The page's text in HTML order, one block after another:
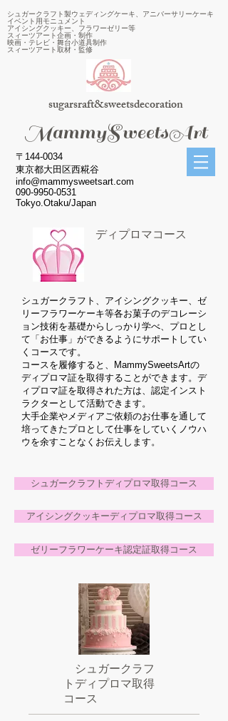
シュガークラフト製ウェディングケーキ、アニバーサリーケーキ
イベント用モニュメント
アイシングクッキー、フラワーゼリー等
スィーツアート企画・制作
映画・テレビ・舞台小道具制作
スィーツアート取材・監修
sugarsraft&sweetsdecoration
​MammySweetsArt
〒144-0034
東京都大田区西糀谷
info@mammysweetsart.com
090-9950-0531
Tokyo.Otaku/Japan
ディプロマコース
シュガークラフト、アイシングクッキー、ゼ
リーフラワーケーキ等各お菓子のデコレーシ
ョン技術を基礎からしっかり学べ、プロとし
て「お仕事」ができるようにサポートしてい
くコースです。
コースを履修すると、MammySweetsArtの
ディプロマ証を取得することができます。デ
ィプロマ証を取得された方は、認定インスト
ラクターとして活動できます。
大手企業やメディアご依頼のお仕事を通して
培ってきたプロとして仕事をしていくノウハ
ウを余すことなくお伝えします。
シュガークラフトディプロマ取得コース
アイシングクッキーディプロマ取得コース
シュガークラフ
トディプロマ取得
コース
ゼリーフラワーケーキ認定証取得コース